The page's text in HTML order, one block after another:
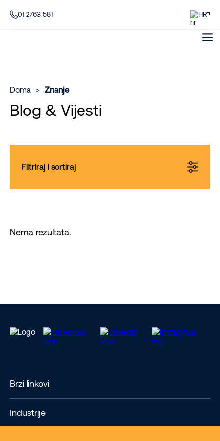
01 2763 581 HR
Doma > Znanje
Blog & Vijesti
Filtriraj i sortiraj
Nema rezultata.
Brzi linkovi
Industrije